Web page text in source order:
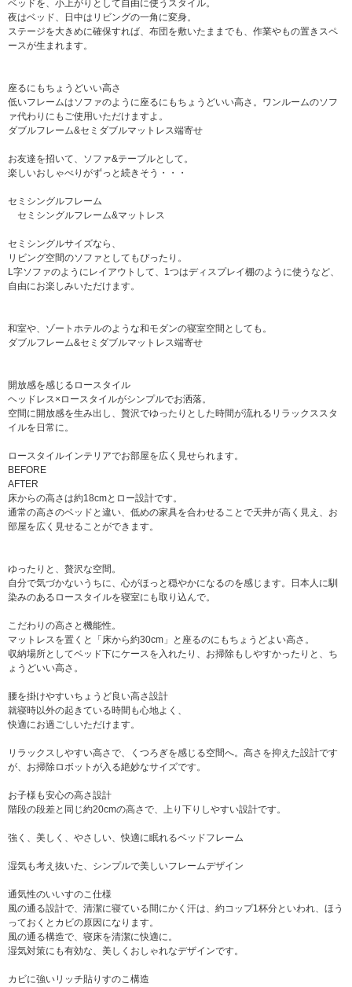
ベッドを、小上がりとして自由に使うスタイル。
夜はベッド、日中はリビングの一角に変身。
ステージを大きめに確保すれば、布団を敷いたままでも、作業やもの置きスペ
ースが生まれます。
座るにもちょうどいい高さ
低いフレームはソファのように座るにもちょうどいい高さ。ワンルームのソフ
ァ代わりにもご使用いただけますよ。
ダブルフレーム&セミダブルマットレス端寄せ
お友達を招いて、ソファ&テーブルとして。
楽しいおしゃべりがずっと続きそう・・・
セミシングルフレーム
セミシングルフレーム&マットレス
セミシングルサイズなら、
リビング空間のソファとしてもぴったり。
L字ソファのようにレイアウトして、1つはディスプレイ棚のように使うなど、
自由にお楽しみいただけます。
和室や、ゾートホテルのような和モダンの寝室空間としても。
ダブルフレーム&セミダブルマットレス端寄せ
開放感を感じるロースタイル
ヘッドレス×ロースタイルがシンプルでお洒落。
空間に開放感を生み出し、贅沢でゆったりとした時間が流れるリラックススタ
イルを日常に。
ロースタイルインテリアでお部屋を広く見せられます。
BEFORE
AFTER
床からの高さは約18cmとロー設計です。
通常の高さのベッドと違い、低めの家具を合わせることで天井が高く見え、お
部屋を広く見せることができます。
ゆったりと、贅沢な空間。
自分で気づかないうちに、心がほっと穏やかになるのを感じます。日本人に馴
染みのあるロースタイルを寝室にも取り込んで。
こだわりの高さと機能性。
マットレスを置くと「床から約30cm」と座るのにもちょうどよい高さ。
収納場所としてベッド下にケースを入れたり、お掃除もしやすかったりと、ち
ょうどいい高さ。
腰を掛けやすいちょうど良い高さ設計
就寝時以外の起きている時間も心地よく、
快適にお過ごしいただけます。
リラックスしやすい高さで、くつろぎを感じる空間へ。高さを抑えた設計です
が、お掃除ロボットが入る絶妙なサイズです。
お子様も安心の高さ設計
階段の段差と同じ約20cmの高さで、上り下りしやすい設計です。
強く、美しく、やさしい、快適に眠れるベッドフレーム
湿気も考え抜いた、シンプルで美しいフレームデザイン
通気性のいいすのこ仕様
風の通る設計で、清潔に寝ている間にかく汗は、約コップ1杯分といわれ、ほう
っておくとカビの原因になります。
風の通る構造で、寝床を清潔に快適に。
湿気対策にも有効な、美しくおしゃれなデザインです。
カビに強いリッチ貼りすのこ構造